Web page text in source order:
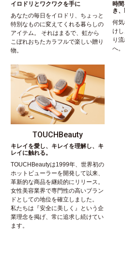
イロドリとワクワクを手に
あなたの毎日をイロドリ、ちょっと
特別なものに変えてくれる暮らしの
アイテム。 それはまるで、虹から
こぼれおちたカラフルで楽しい贈り
物。
時
き
何
け
り
へ。
TOUCHBeauty
キレイを愛し、キレイを理解し、キ
レイに触れる。
TOUCHBeautyは1999年、世界初の
ホットビューラーを開発して以来、
革新的な商品を継続的にリリース。
女性美容業界で専門性の高いブラン
ドとしての地位を確立しました。
私たちは『安全に美しく』という企
業理念を掲げ、常に追求し続けてい
ます。